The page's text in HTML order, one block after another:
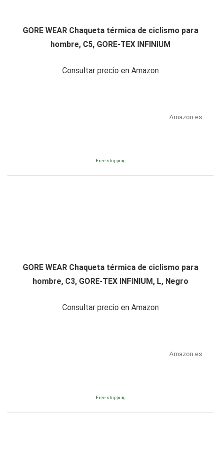
GORE WEAR Chaqueta térmica de ciclismo para
hombre, C5, GORE-TEX INFINIUM
Consultar precio en Amazon
Amazon.es
Free shipping
GORE WEAR Chaqueta térmica de ciclismo para
hombre, C3, GORE-TEX INFINIUM, L, Negro
Consultar precio en Amazon
Amazon.es
Free shipping